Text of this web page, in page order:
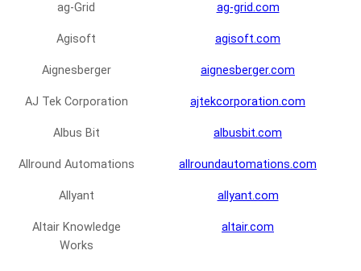
ag-Grid ag-grid.com
Agisoft agisoft.com
Aignesberger aignesberger.com
AJ Tek Corporation ajtekcorporation.com
Albus Bit albusbit.com
Allround Automations allroundautomations.com
Allyant allyant.com
Altair Knowledge
Works
altair.com